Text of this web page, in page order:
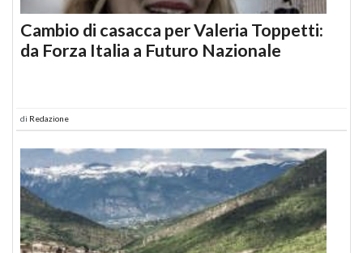
Cambio di casacca per Valeria Toppetti:
da Forza Italia a Futuro Nazionale
di Redazione